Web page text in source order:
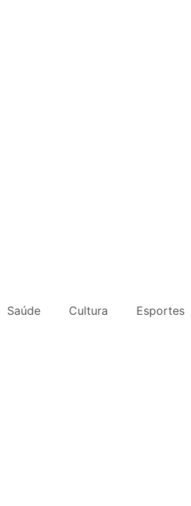
Saúde Cultura Esportes